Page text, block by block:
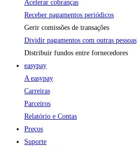
Acelerar cobranças
Receber pagamentos periódicos
Gerir comissões de transações
Dividir pagamentos com outras pessoas
Distribuir fundos entre fornecedores
easypay
A easypay
Carreiras
Parceiros
Relatório e Contas
Preços
Suporte